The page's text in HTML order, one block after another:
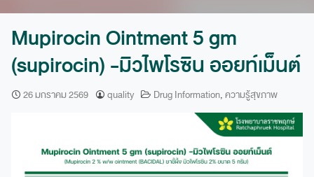
โทรศัพท์
ฮอทไลน์
043-333555
Mupirocin Ointment 5 gm
(supirocin) -มิวไพโรซิน ออยท์เม็นต์
26 มกราคม 2569 quality Drug Information,ความรู้สุขภาพ